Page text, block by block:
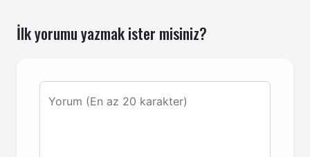
İlk yorumu yazmak ister misiniz?
Yorum (En az 20 karakter)